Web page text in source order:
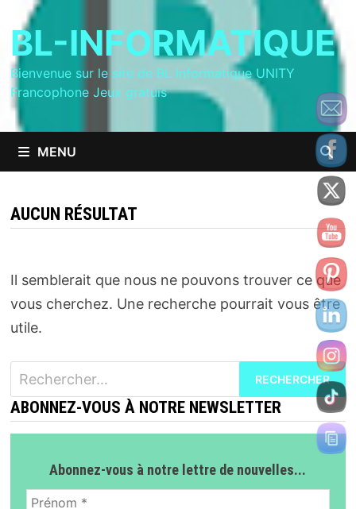
Passer
au
contenu
BL-INFORMATIQUE
Bienvenue sur le site de BL Informatique UNITY
Francophone Jeux gratuis
MENU
AUCUN RÉSULTAT
Il semblerait que nous ne pouvons trouver ce que
vous cherchez. Une recherche pourrait vous être
utile.
Rechercher :
ABONNEZ-VOUS À NOTRE NEWSLETTER
Abonnez-vous à notre lettre de nouvelles...